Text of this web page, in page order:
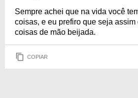
Sempre achei que na vida você
coisas, e eu prefiro que seja assim
coisas de mão beijada.
COPIAR